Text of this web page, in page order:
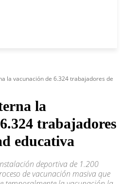
la vacunación de 6.324 trabajadores de
la
trabajadores
educativa
deportiva de 1.200
de vacunación masiva que